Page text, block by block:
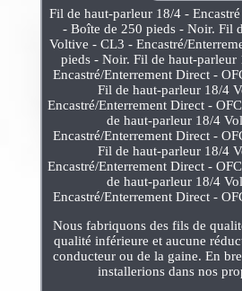
Fil de haut-parleur 18/4 -
- Boîte de 250 pieds - Noir. Fil
Voltive - CL3 - Encastré/
pieds - Noir. Fil de haut-
Encastré/Enterrement Direct -
Fil de haut-parleur 18/4
Encastré/Enterrement Direct -
de haut-parleur 18/4
Encastré/Enterrement Direct -
Fil de haut-parleur 18/4
Encastré/Enterrement Direct -
de haut-parleur 18/4
Encastré/Enterrement Direct -
Nous fabriquons des fils de
qualité inférieure et aucune
conducteur ou de la gaine. En
installerions dans nos